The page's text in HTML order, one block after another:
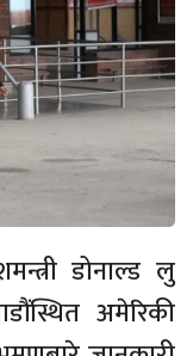
डोनाल्ड लु
अमेरिकी